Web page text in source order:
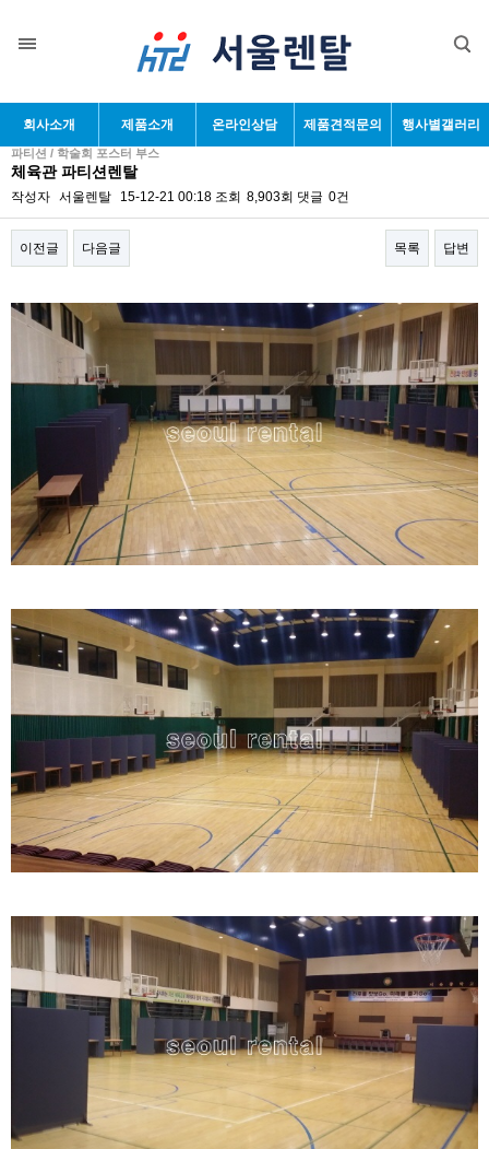
회사소개 제품소개 온라인상담 제품견적문의 행사별갤러리
파티션 / 학술회 포스터 부스
체육관 파티션렌탈
작성자 서울렌탈 15-12-21 00:18 조회 8,903회 댓글 0건
이전글 다음글 목록 답변
본문